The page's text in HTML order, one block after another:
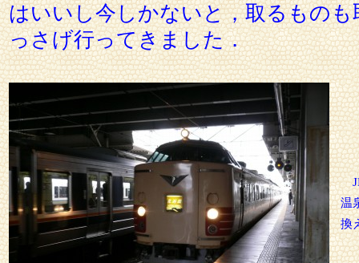
はいいし今しかないと，取るもの
っさげ行ってきました．
JR
温
換